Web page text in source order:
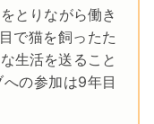
とりながら働き
で猫を飼ったた
生活を送ること
の参加は9年目